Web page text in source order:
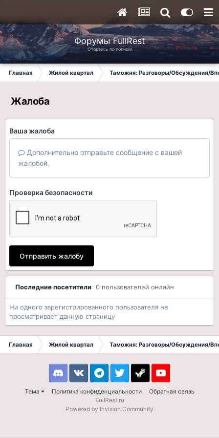
Форумы FullRest
Оторвись по полной!
Главная Жилой квартал Таможня: Разговоры/Обсуждения/
Жалоба
Ваша жалоба
Дополнительно отправьте сообщение с вашей
жалобой.
Проверка безопасности
Отправить жалобу
Последние посетители 0 пользователей онлайн
Ни одного зарегистрированного пользователя не
просматривает данную страницу
Главная Жилой квартал Таможня: Разговоры/Обсуждения/
Тема Политика конфиденциальности Обратная связь
DiscordVK TelegramTwitter Steam Youtube
FullRest.ru
Powered by Invision Community